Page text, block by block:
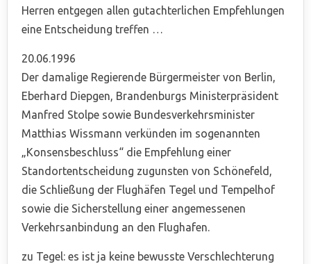
Herren entgegen allen gutachterlichen Empfehlungen
eine Entscheidung treffen …
20.06.1996
Der damalige Regierende Bürgermeister von Berlin,
Eberhard Diepgen, Brandenburgs Ministerpräsident
Manfred Stolpe sowie Bundesverkehrsminister
Matthias Wissmann verkünden im sogenannten
„Konsensbeschluss“ die Empfehlung einer
Standortentscheidung zugunsten von Schönefeld,
die Schließung der Flughäfen Tegel und Tempelhof
sowie die Sicherstellung einer angemessenen
Verkehrsanbindung an den Flughafen.
zu Tegel: es ist ja keine bewusste Verschlechterung